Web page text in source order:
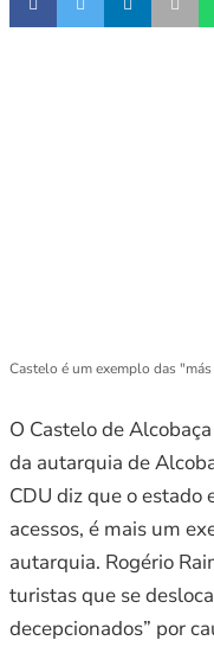
Castelo é um exemplo das
O Castelo de
da autarquia de
CDU diz que o estado
acessos, é mais um
autarquia. Rogério
turistas que se
decepcionados” por